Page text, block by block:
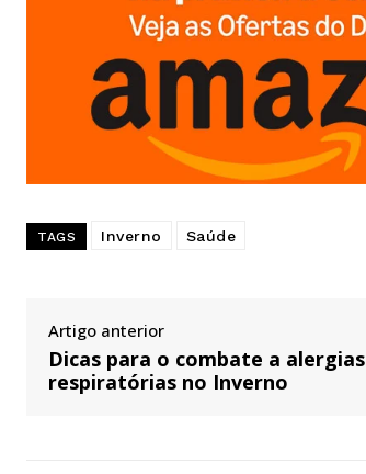
TAGS Inverno Saúde
Artigo anterior
Dicas para o combate a alergias
respiratórias no Inverno